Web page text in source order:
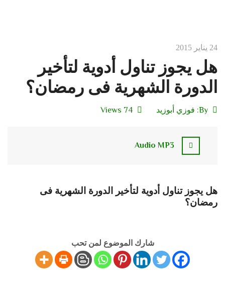
24 يناير 2015
هل يجوز تناول أدوية لتأخير
الدورة الشهرية فى رمضان؟
By: فوزي أبوزيد 74 Views
Audio MP3
هل يجوز تناول أدوية لتأخير الدورة الشهرية فى
رمضان؟
شارك الموضوع لمن تحب